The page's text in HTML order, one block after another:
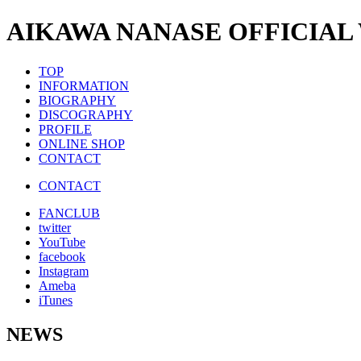
AIKAWA NANASE OFFICIAL
TOP
INFORMATION
BIOGRAPHY
DISCOGRAPHY
PROFILE
ONLINE SHOP
CONTACT
CONTACT
FANCLUB
twitter
YouTube
facebook
Instagram
Ameba
iTunes
NEWS